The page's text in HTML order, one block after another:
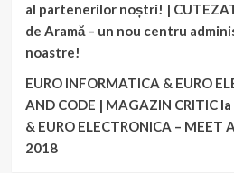
al partenerilor noștri! |
de Aramă – un nou centru
noastre!
EURO INFORMATICA & EURO
AND CODE | MAGAZIN CRITICla
& EURO ELECTRONICA – MEET
2018